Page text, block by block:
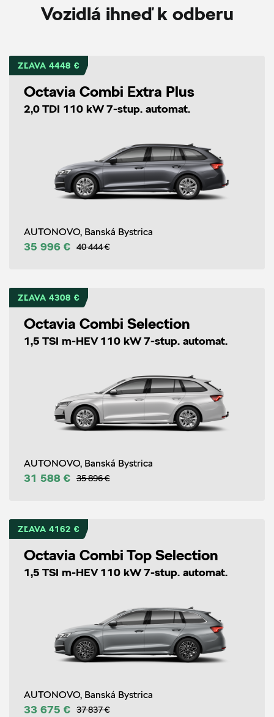
Vozidlá ihneď k odberu
ZĽAVA 4448 €
Octavia Combi Extra Plus
2,0 TDI 110 kW 7-stup. automat.
AUTONOVO, Banská Bystrica
35 996 € 40 444 €
ZĽAVA 4308 €
Octavia Combi Selection
1,5 TSI m-HEV 110 kW 7-stup. automat.
AUTONOVO, Banská Bystrica
31 588 € 35 896 €
ZĽAVA 4162 €
Octavia Combi Top Selection
1,5 TSI m-HEV 110 kW 7-stup. automat.
AUTONOVO, Banská Bystrica
33 675 € 37 837 €